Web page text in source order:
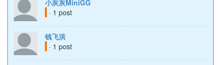
小灰灰MiniGG
· 1 post
钱飞洪
· 1 post